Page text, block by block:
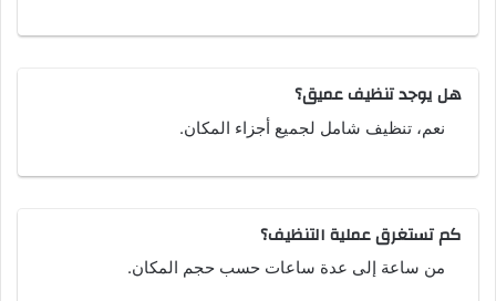
هل يوجد تنظيف عميق؟
نعم، تنظيف شامل لجميع أجزاء المكان.
كم تستغرق عملية التنظيف؟
من ساعة إلى عدة ساعات حسب حجم المكان.